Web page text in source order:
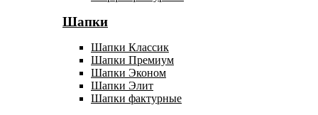
Шапки
Шапки Классик
Шапки Премиум
Шапки Эконом
Шапки Элит
Шапки фактурные